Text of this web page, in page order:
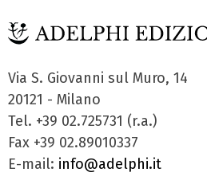
Via S. Giovanni sul Muro, 14
20121 - Milano
Tel. +39 02.725731 (r.a.)
Fax +39 02.89010337
E-mail: info@adelphi.it